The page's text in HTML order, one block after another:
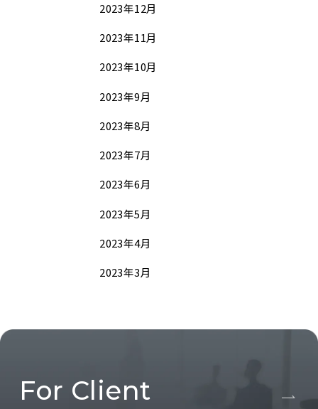
2023年12月
2023年11月
2023年10月
2023年9月
2023年8月
2023年7月
2023年6月
2023年5月
2023年4月
2023年3月
For Client